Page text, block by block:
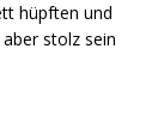
hüpften und
stolz sein